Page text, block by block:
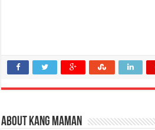
About Kang Maman